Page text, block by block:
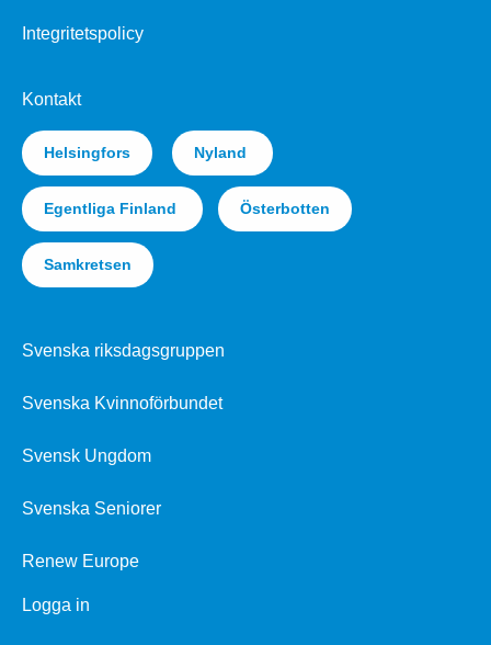
Integritetspolicy
Kontakt
Helsingfors Nyland
Egentliga Finland Österbotten
Samkretsen
Svenska riksdagsgruppen
Svenska Kvinnoförbundet
Svensk Ungdom
Svenska Seniorer
Renew Europe
Logga in